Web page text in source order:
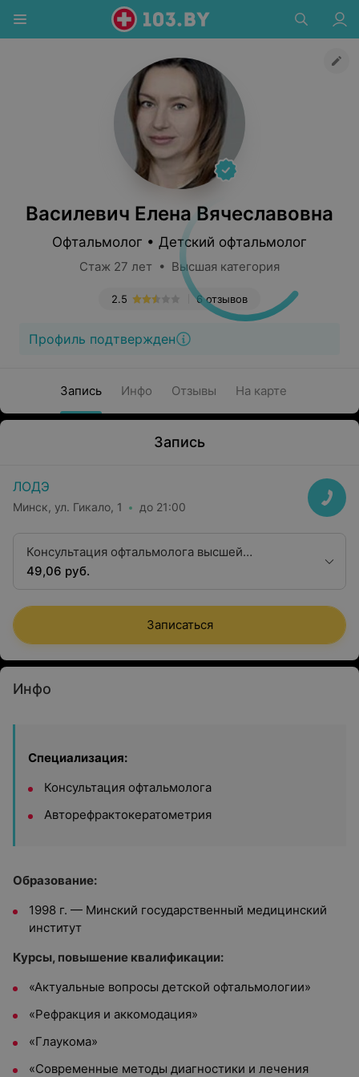
Василевич Елена Вячеславовна
Офтальмолог • Детский офтальмолог
Стаж 27 лет • Высшая категория
6 отзывов
2.5
Профиль подтвержден
Запись Инфо Отзывы На карте
Запись
ЛОДЭ
Минск, ул. Гикало, 1 до 21:00
Консультация офтальмолога высшей
квалификационной категории
49,06 руб.
Записаться
Инфо
Специализация:
Консультация офтальмолога
Авторефрактокератометрия
Образование:
1998 г. — Минский государственный медицинский
институт
Курсы, повышение квалификации:
«Актуальные вопросы детской офтальмологии»
«Рефракция и аккомодация»
«Глаукома»
«Современные методы диагностики и лечения